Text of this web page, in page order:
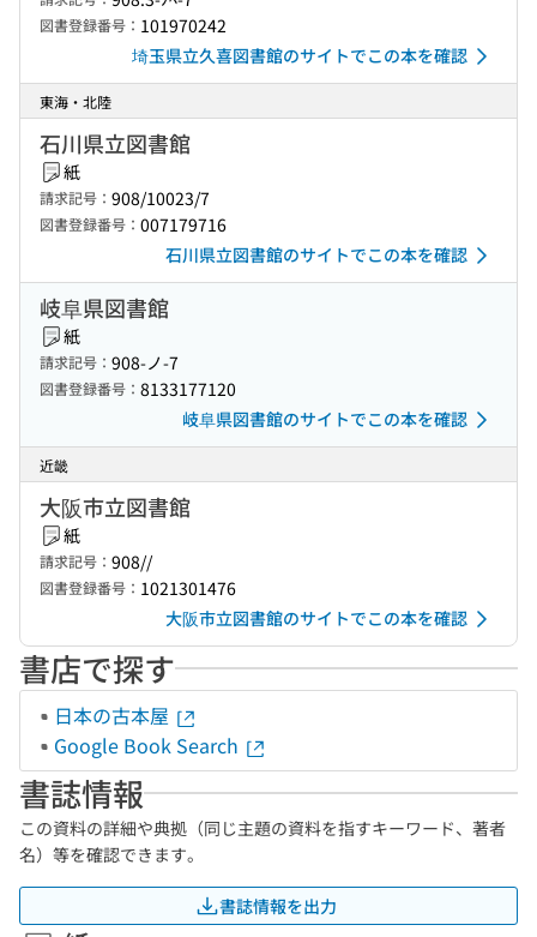
図書登録番号： 101970242
埼玉県立久喜図書館のサイトでこの本を確認
東海・北陸
石川県立図書館
紙
請求記号： 908/10023/7
図書登録番号： 007179716
石川県立図書館のサイトでこの本を確認
岐阜県図書館
紙
請求記号： 908-ノ-7
図書登録番号： 8133177120
岐阜県図書館のサイトでこの本を確認
近畿
大阪市立図書館
紙
請求記号： 908//
図書登録番号： 1021301476
大阪市立図書館のサイトでこの本を確認
書店で探す
日本の古本屋
Google Book Search
書誌情報
この資料の詳細や典拠（同じ主題の資料を指すキーワード、著者
名）等を確認できます。
書誌情報を出力